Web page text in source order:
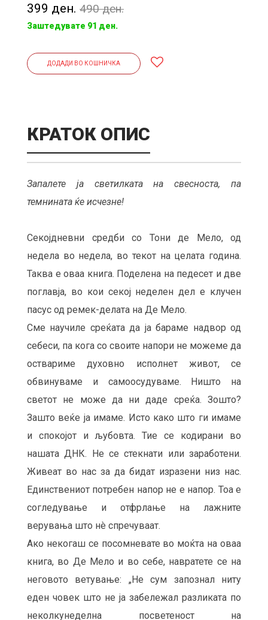
399 ден. 490 ден.
Заштедувате 91 ден.
ДОДАДИ ВО КОШНИЧКА
КРАТОК ОПИС
Запалете ја светилката на свесноста, па
темнината ќе исчезне!
Секојдневни средби со Тони де Мело, од
недела во недела, во текот на целата година.
Таква е оваа книга. Поделена на педесет и две
поглавја, во кои секој неделен дел е клучен
пасус од ремек-делата на Де Мело.
Сме научиле среќата да ја бараме надвор од
себеси, па кога со своите напори не можеме да
оствариме духовно исполнет живот, се
обвинуваме и самоосудуваме. Ништо на
светот не може да ни даде среќа. Зошто?
Зашто веќе ја имаме. Исто како што ги имаме
и спокојот и љубовта. Тие се кодирани во
нашата ДНК. Не се стекнати или заработени.
Живеат во нас за да бидат изразени низ нас.
Единствениот потребен напор не е напор. Тоа е
согледување и отфрлање на лажните
верувања што нè спречуваат.
Ако некогаш се посомневате во моќта на оваа
книга, во Де Мело и во себе, навратете се на
неговото ветување: „Не сум запознал ниту
еден човек што не ја забележал разликата по
неколкунеделна посветеност на